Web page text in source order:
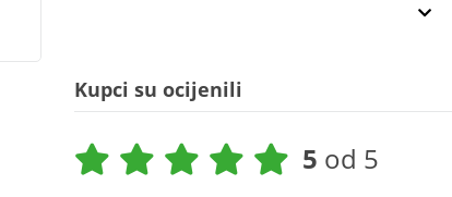
Kupci su ocijenili
5 od 5